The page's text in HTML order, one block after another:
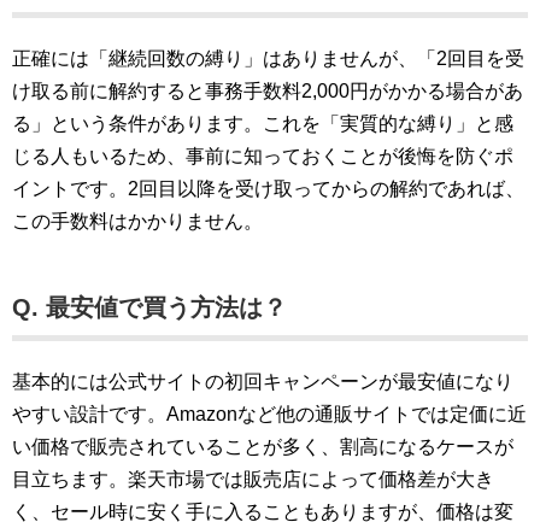
正確には「継続回数の縛り」はありませんが、「2回目を受
け取る前に解約すると事務手数料2,000円がかかる場合があ
る」という条件があります。これを「実質的な縛り」と感
じる人もいるため、事前に知っておくことが後悔を防ぐポ
イントです。2回目以降を受け取ってからの解約であれば、
この手数料はかかりません。
Q. 最安値で買う方法は？
基本的には公式サイトの初回キャンペーンが最安値になり
やすい設計です。Amazonなど他の通販サイトでは定価に近
い価格で販売されていることが多く、割高になるケースが
目立ちます。楽天市場では販売店によって価格差が大き
く、セール時に安く手に入ることもありますが、価格は変